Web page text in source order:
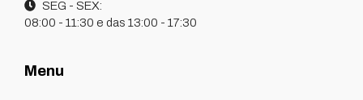
SEG - SEX:
08:00 - 11:30 e das 13:00 - 17:30
Menu